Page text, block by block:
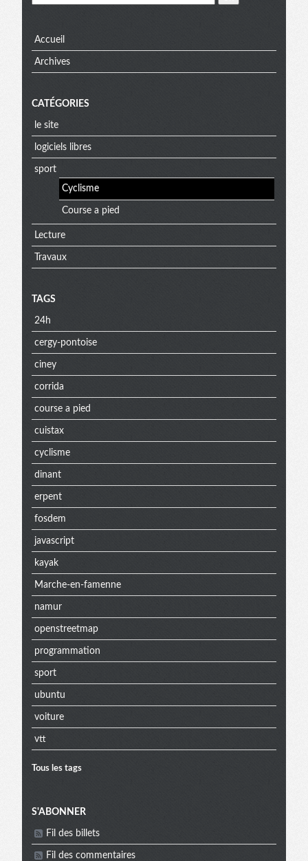
Accueil
Archives
CATÉGORIES
le site
logiciels libres
sport
Cyclisme
Course a pied
Lecture
Travaux
TAGS
24h
cergy-pontoise
ciney
corrida
course a pied
cuistax
cyclisme
dinant
erpent
fosdem
javascript
kayak
Marche-en-famenne
namur
openstreetmap
programmation
sport
ubuntu
voiture
vtt
Tous les tags
Menu
S'ABONNER
Fil des billets
Fil des commentaires